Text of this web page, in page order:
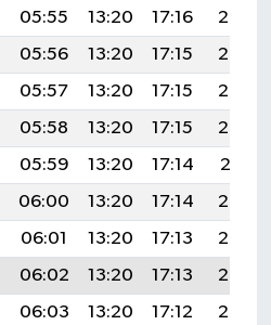
05:55 13:20 17:16
20:36
05:56 13:20 17:15
20:35
05:57 13:20 17:15
20:34
05:58 13:20 17:15
20:33
05:59 13:20 17:14
20:31
06:00 13:20 17:14
20:30
06:01 13:20 17:13
20:29
06:02 13:20 17:13
20:28
06:03 13:20 17:12
20:27